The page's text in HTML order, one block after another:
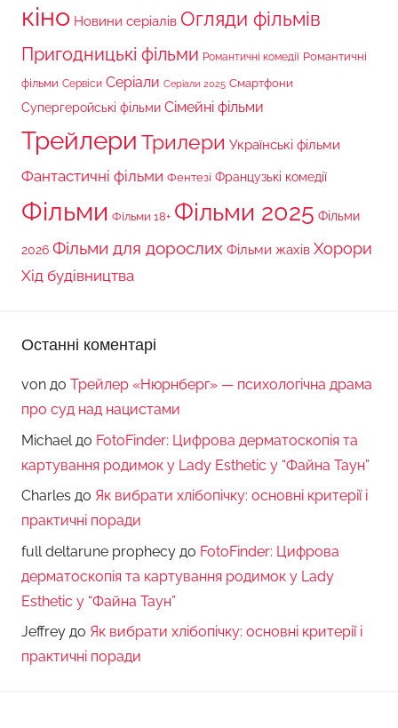
кіно Новини серіалів Огляди фільмів
Пригодницькі фільми Романтичні комедії Романтичні
фільми Сервіси Серіали Серіали 2025 Смартфони
Супергеройські фільми Сімейні фільми
Трейлери Трилери Українські фільми
Фантастичні фільми Фентезі Французькі комедії
Фільми Фільми 18+ Фільми 2025 Фільми
2026 Фільми для дорослих Фільми жахів Хорори
Хід будівництва
Останні коментарі
von до Трейлер «Нюрнберг» — психологічна драма
про суд над нацистами
Michael до FotoFinder: Цифрова дерматоскопія та
картування родимок у Lady Esthetic у “Файна Таун”
Charles до Як вибрати хлібопічку: основні критерії і
практичні поради
full deltarune prophecy до FotoFinder: Цифрова
дерматоскопія та картування родимок у Lady
Esthetic у “Файна Таун”
Jeffrey до Як вибрати хлібопічку: основні критерії і
практичні поради